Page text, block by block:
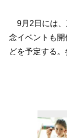
9月2日には、
念イベントも
どを予定する